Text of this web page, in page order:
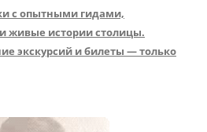
с опытными гидами,
живые истории столицы.
экскурсий и билеты — только